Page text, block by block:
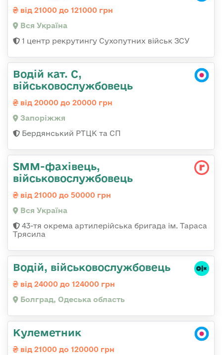
від 21000 до 121000 грн
Вся Україна
1 центр рекрутингу Сухопутних військ ЗСУ
Водій кат. С,
військовослужбовець
від 20000 до 20000 грн
Запоріжжя
Бердянський РТЦК та СП
SMM-фахівець,
військовослужбовець
від 21000 до 50000 грн
Вся Україна
43-тя окрема артилерійська бригада ім. Тараса
Трясила
Водій, військовослужбовець
від 24000 до 124000 грн
Болград, Одеська область
Кулеметник
від 21000 до 120000 грн